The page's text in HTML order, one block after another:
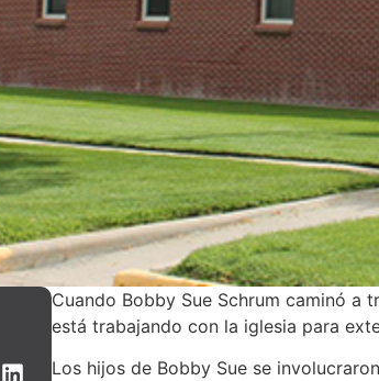
Cuando Bobby Sue Schrum caminó a
está trabajando con la iglesia para
Los hijos de Bobby Sue se